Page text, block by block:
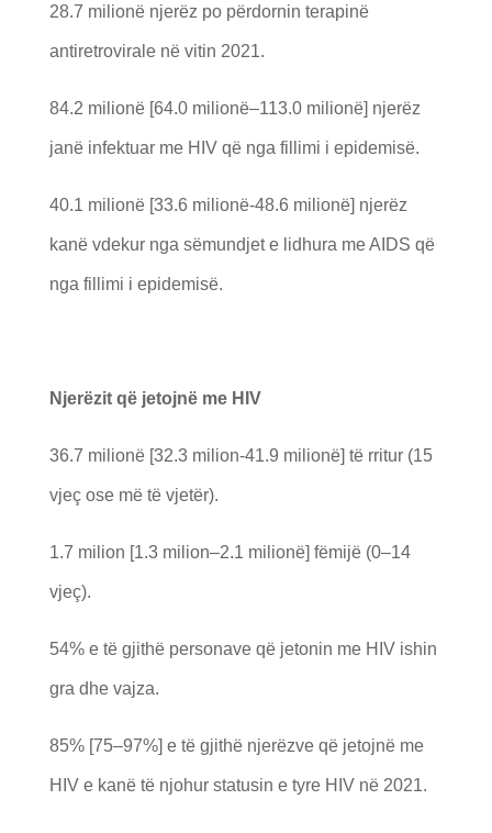
28.7 milionë njerëz po përdornin terapinë
antiretrovirale në vitin 2021.
84.2 milionë [64.0 milionë–113.0 milionë] njerëz
janë infektuar me HIV që nga fillimi i epidemisë.
40.1 milionë [33.6 milionë-48.6 milionë] njerëz
kanë vdekur nga sëmundjet e lidhura me AIDS që
nga fillimi i epidemisë.
Njerëzit që jetojnë me HIV
36.7 milionë [32.3 milion-41.9 milionë] të rritur (15
vjeç ose më të vjetër).
1.7 milion [1.3 milion–2.1 milionë] fëmijë (0–14
vjeç).
54% e të gjithë personave që jetonin me HIV ishin
gra dhe vajza.
85% [75–97%] e të gjithë njerëzve që jetojnë me
HIV e kanë të njohur statusin e tyre HIV në 2021.